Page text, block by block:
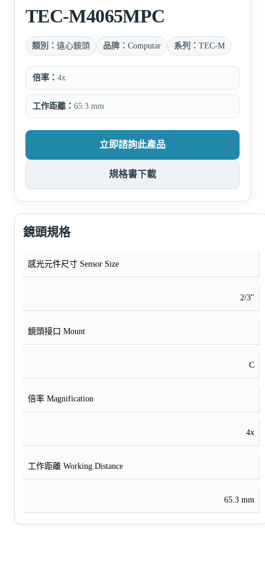
TEC-M4065MPC
類別： 遠心鏡頭 品牌： Computar 系列： TEC-M
倍率： 4x
工作距離： 65.3 mm
立即諮詢此產品
規格書下載
鏡頭規格
感光元件尺寸 Sensor Size
2/3"
鏡頭接口 Mount
C
倍率 Magnification
4x
工作距離 Working Distance
65.3 mm